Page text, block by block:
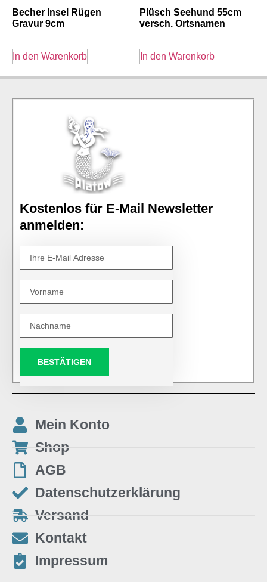
Becher Insel Rügen
Gravur 9cm
In den Warenkorb
Plüsch Seehund 55cm
versch. Ortsnamen
In den Warenkorb
Kostenlos für E-Mail Newsletter
anmelden:
BESTÄTIGEN
Mein Konto
Shop
AGB
Datenschutzerklärung
Versand
Kontakt
Impressum